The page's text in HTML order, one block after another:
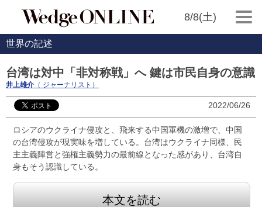
8/8(土)
世界の記述
台湾は対中「非対称戦」へ 鍵は市民自身の意識
井上雄介 （ ジャーナリスト）
2022/06/26
ロシアのウクライナ侵攻と、飛来する中国軍機の激増で、中国
の台湾侵攻が現実味を増している。台湾はウクライナ同様、民
主主義陣営と強権主義勢力の最前線となった感があり、台湾自
身もそう認識している。
本文を読む